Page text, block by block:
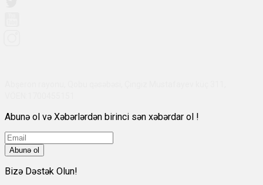
Abunə ol və Xəbərlərdən birinci sən xəbərdar ol !
Abunə ol
Bizə Dəstək Olun!